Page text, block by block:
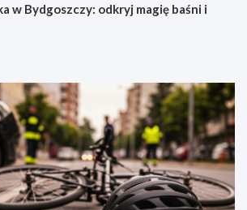
w Bydgoszczy: odkryj magię baśni i